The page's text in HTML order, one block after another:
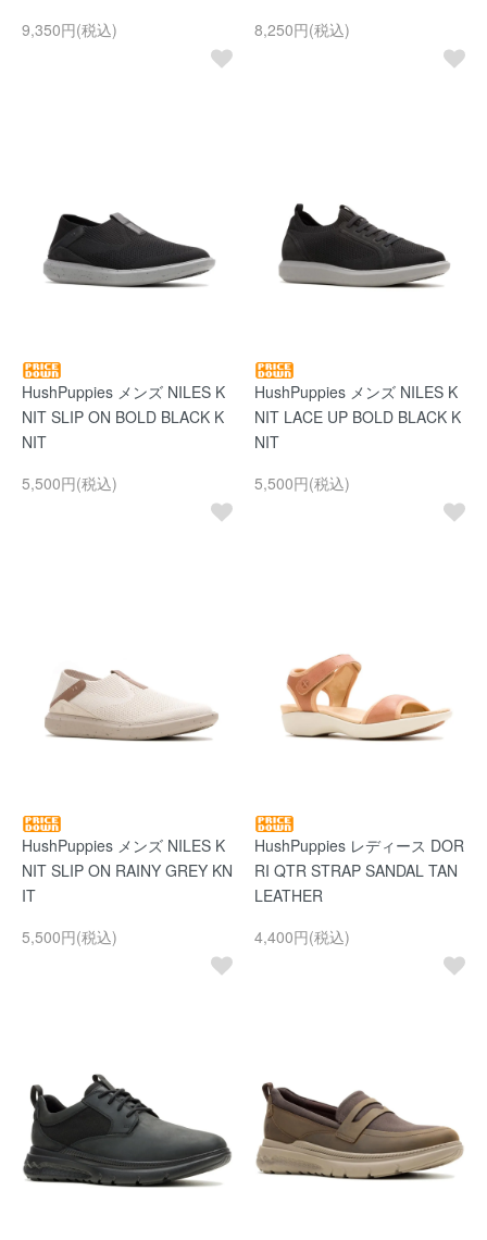
9,350円(税込)
8,250円(税込)
HushPuppies メンズ NILES K
NIT SLIP ON BOLD BLACK K
NIT
5,500円(税込)
HushPuppies メンズ NILES K
NIT LACE UP BOLD BLACK K
NIT
5,500円(税込)
HushPuppies メンズ NILES K
NIT SLIP ON RAINY GREY KN
IT
5,500円(税込)
HushPuppies レディース DOR
RI QTR STRAP SANDAL TAN
LEATHER
4,400円(税込)